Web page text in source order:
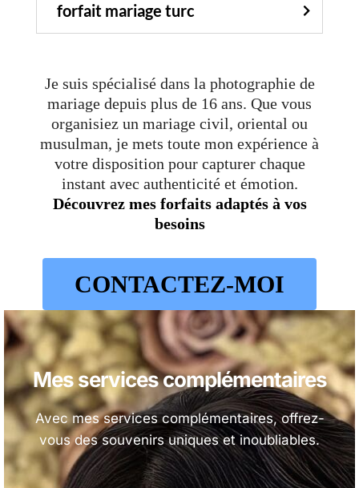
forfait mariage turc
Je suis spécialisé dans la photographie de
mariage depuis plus de 16 ans. Que vous
organisiez un mariage civil, oriental ou
musulman, je mets toute mon expérience à
votre disposition pour capturer chaque
instant avec authenticité et émotion.
Découvrez mes forfaits adaptés à vos
besoins
CONTACTEZ-MOI
Mes servicescomplémentaires
Avec mes services complémentaires, offrez-
vous des souvenirs uniques et inoubliables.